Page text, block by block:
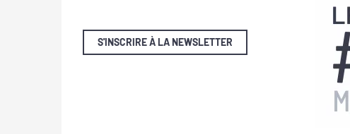
S'INSCRIRE À LA NEWSLETTER